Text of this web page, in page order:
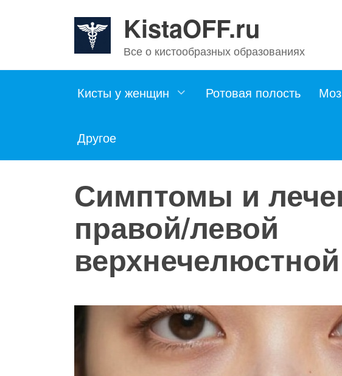
KistaOFF.ru
Все о кистообразных образованиях
Кисты у женщин Ротовая полость
Другое
Симптомы и
правой/левой